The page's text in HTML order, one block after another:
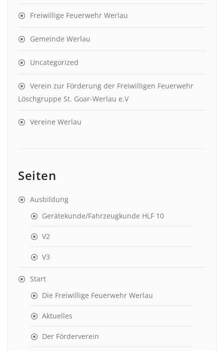
Freiwillige Feuerwehr Werlau
Gemeinde Werlau
Uncategorized
Verein zur Förderung der Freiwilligen Feuerwehr
Löschgruppe St. Goar-Werlau e.V
Vereine Werlau
Seiten
Ausbildung
Gerätekunde/Fahrzeugkunde HLF 10
V2
V3
Start
Die Freiwillige Feuerwehr Werlau
Aktuelles
Der Förderverein